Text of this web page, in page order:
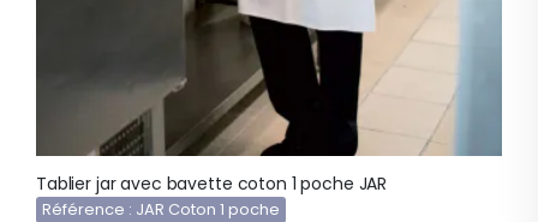
Tablier jar avec bavette coton 1 poche JAR
Référence : JAR Coton 1 poche